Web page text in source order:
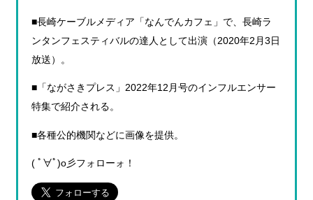
■長崎ケーブルメディア「なんでんカフェ」で、長崎ラ
ンタンフェスティバルの達人として出演（2020年2月3日
放送）。
■「ながさきプレス」2022年12月号のインフルエンサー
特集で紹介される。
■各種公的機関などに画像を提供。
( ﾟ∀ﾟ)o彡フォローォ！